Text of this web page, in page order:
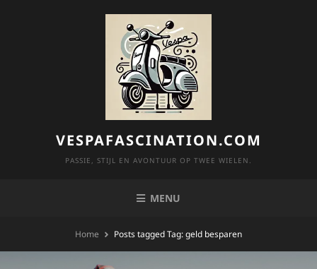
VESPAFASCINATION.COM
PASSIE, STIJL EN AVONTUUR OP TWEE WIELEN.
MENU
Home Posts taggedTag:geld besparen